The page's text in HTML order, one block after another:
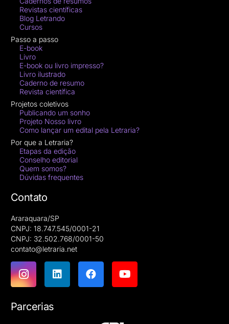
Revistas científicas
Blog Letrando
Cursos
Passo a passo
E-book
Livro
E-book ou livro impresso?
Livro ilustrado
Caderno de resumo
Revista científica
Projetos coletivos
Publicando um sonho
Projeto Nosso livro
Como lançar um edital pela Letraria?
Por que a Letraria?
Etapas da edição
Conselho editorial
Quem somos?
Dúvidas frequentes
Contato
Araraquara/SP
CNPJ: 18.747.545/0001-21
CNPJ: 32.502.768/0001-50
contato@letraria.net
Parcerias